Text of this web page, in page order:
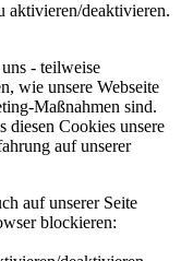
aktivieren/deaktivieren.
- teilweise
wie unsere Webseite
Maßnahmen sind.
diesen Cookies unsere
auf unserer
auf unserer Seite
blockieren: